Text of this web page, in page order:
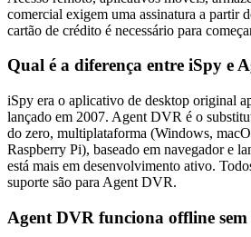
comercial exigem uma assinatura a partir
cartão de crédito é necessário para
Qual é a diferença entre iSpy e
iSpy era o aplicativo de desktop original
lançado em 2007. Agent DVR é o
do zero, multiplataforma (Windows,
Raspberry Pi), baseado em navegador e
está mais em desenvolvimento ativo.
suporte são para Agent DVR.
Agent DVR funciona offline